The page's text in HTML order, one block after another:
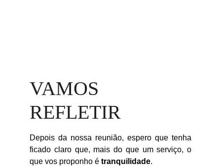
VAMOS
REFLETIR
Depois da nossa reunião, espero que tenha
ficado claro que, mais do que um serviço, o
que vos proponho é tranquilidade.